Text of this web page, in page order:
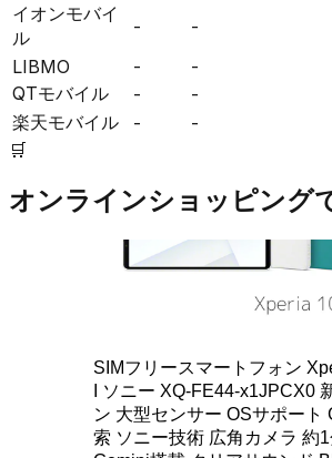
イオンモバイ
ル
-
-
LIBMO
-
-
QTモバイル
-
-
楽天モバイル
-
-
🛒
オンラインショッピング